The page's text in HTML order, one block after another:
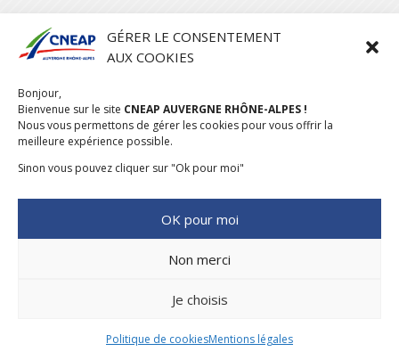
GÉRER LE CONSENTEMENT
AUX COOKIES
Bonjour,
Bienvenue sur le site CNEAP AUVERGNE RHÔNE-ALPES !
Nous vous permettons de gérer les cookies pour vous offrir la
meilleure expérience possible.
Sinon vous pouvez cliquer sur "Ok pour moi"
OK pour moi
Non merci
Je choisis
Politique de cookiesMentions légales

stephanie.maillot@cneap.fr
LÉGALES–POLITIQUE COOKIES